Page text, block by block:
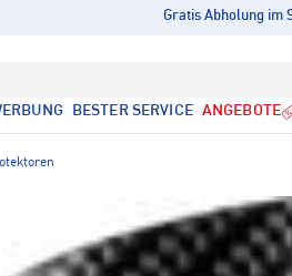
Gratis Abholung im
BESTER SERVICE ANGEBOTE